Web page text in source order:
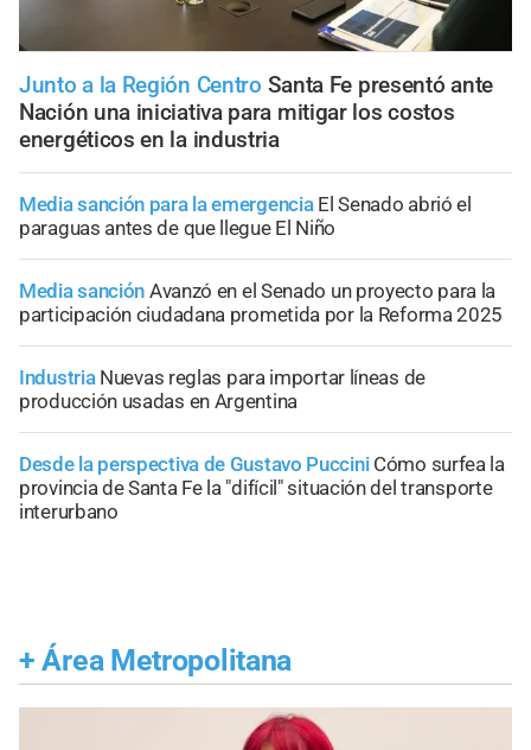
Junto a la Región Centro Santa Fe presentó ante
Nación una iniciativa para mitigar los costos
energéticos en la industria
Media sanción para la emergencia El Senado abrió el
paraguas antes de que llegue El Niño
Media sanción Avanzó en el Senado un proyecto para la
participación ciudadana prometida por la Reforma 2025
Industria Nuevas reglas para importar líneas de
producción usadas en Argentina
Desde la perspectiva de Gustavo Puccini Cómo surfea la
provincia de Santa Fe la "difícil" situación del transporte
interurbano
+ Área Metropolitana